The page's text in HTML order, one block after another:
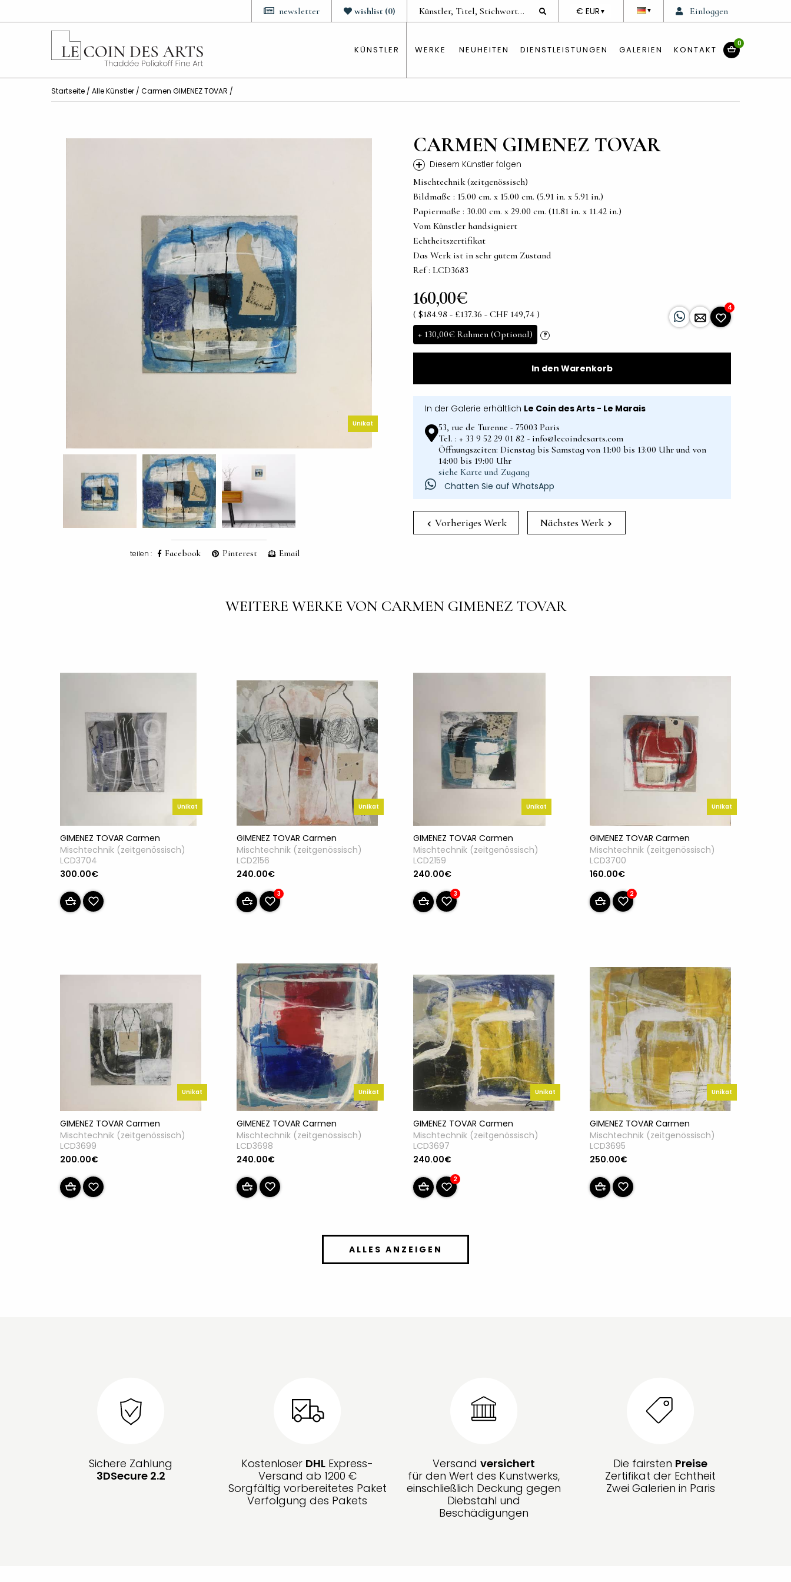
Einloggen
▼
DEVISE
€ EUR ▼
wishlist (0)
newsletter
KÜNSTLER WERKE NEUHEITEN DIENSTLEISTUNGEN GALERIEN KONTAKT
0
Startseite / Alle Künstler / Carmen GIMENEZ TOVAR /
Unikat
teilen : Facebook Pinterest Email
CARMEN GIMENEZ TOVAR
+ Diesem Künstler folgen
Mischtechnik (zeitgenössisch)
Bildmaße : 15.00 cm. x 15.00 cm. (5.91 in. x 5.91 in.)
Papiermaße : 30.00 cm. x 29.00 cm. (11.81 in. x 11.42 in.)
Vom Künstler handsigniert
Echtheitszertifikat
Das Werk ist in sehr gutem Zustand
Ref : LCD3683
160,00€
( $184.98 - £137.36 - CHF 149,74 )
+ 130,00€ Rahmen (Optional) ?
4
In den Warenkorb
In der Galerie erhältlich Le Coin des Arts - Le Marais
53, rue de Turenne - 75003 Paris
Tel. : + 33 9 52 29 01 82 - info@lecoindesarts.com
Öffnungszeiten: Dienstag bis Samstag von 11:00 bis 13:00 Uhr und von
14:00 bis 19:00 Uhr
siehe Karte und Zugang
Chatten Sie auf WhatsApp
Vorheriges Werk Nächstes Werk
WEITERE WERKE VON CARMEN GIMENEZ TOVAR
Unikat
GIMENEZ TOVAR Carmen
Mischtechnik (zeitgenössisch)
LCD3704
300.00€
Unikat
GIMENEZ TOVAR Carmen
Mischtechnik (zeitgenössisch)
LCD2156
240.00€
3
Unikat
GIMENEZ TOVAR Carmen
Mischtechnik (zeitgenössisch)
LCD2159
240.00€
3
Unikat
GIMENEZ TOVAR Carmen
Mischtechnik (zeitgenössisch)
LCD3700
160.00€
2
Unikat
GIMENEZ TOVAR Carmen
Mischtechnik (zeitgenössisch)
LCD3699
200.00€
Unikat
GIMENEZ TOVAR Carmen
Mischtechnik (zeitgenössisch)
LCD3698
240.00€
Unikat
GIMENEZ TOVAR Carmen
Mischtechnik (zeitgenössisch)
LCD3697
240.00€
2
Unikat
GIMENEZ TOVAR Carmen
Mischtechnik (zeitgenössisch)
LCD3695
250.00€
ALLES ANZEIGEN
Sichere Zahlung
3DSecure 2.2
Kostenloser DHL Express-
Versand ab 1200 €
Sorgfältig vorbereitetes Paket
Verfolgung des Pakets
Versand versichert
für den Wert des Kunstwerks,
einschließlich Deckung gegen
Diebstahl und
Beschädigungen
Die fairsten Preise
Zertifikat der Echtheit
Zwei Galerien in Paris